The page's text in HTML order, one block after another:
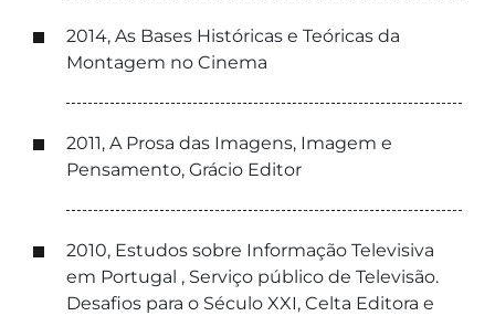
2014, As Bases Históricas e Teóricas da
Montagem no Cinema
2011, A Prosa das Imagens, Imagem e
Pensamento, Grácio Editor
2010, Estudos sobre Informação Televisiva
em Portugal , Serviço público de Televisão.
Desafios para o Século XXI, Celta Editora e